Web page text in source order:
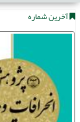
آخرین شماره